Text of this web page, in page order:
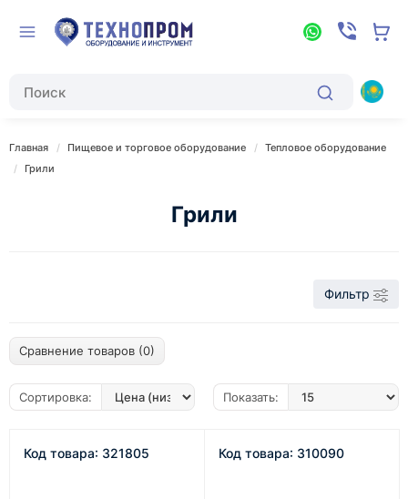
Главная Пищевое и торговое оборудование
Тепловое оборудование
Грили
Грили
Фильтр
Сравнение товаров (0)
Сортировка: Показать:
Код товара: 321805 Код товара: 310090